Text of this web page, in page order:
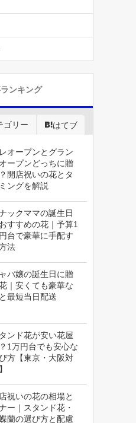
ンキング
ゴリー はてブ
オープンとグラン
ープンどっちに贈
開店祝いの花とタ
ングを解説
ックママの誕生日
すすめの花｜予算1
台で豪華に手配す
法
バ嬢の誕生日に贈
｜安くても豪華な
最短当日配送
ンド花が安い花屋
1万円台でも安心な
方【東京・大阪対
祝いの花の相場と
ー｜スタンド花・
蘭の選び方と配慮